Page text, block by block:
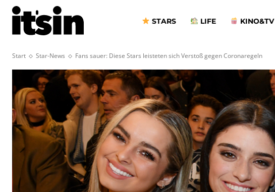
STARS LIFE KINO&TV
Start Star-News Fans sauer: Diese Stars leisteten sich Verstoß gegen Coronaregeln